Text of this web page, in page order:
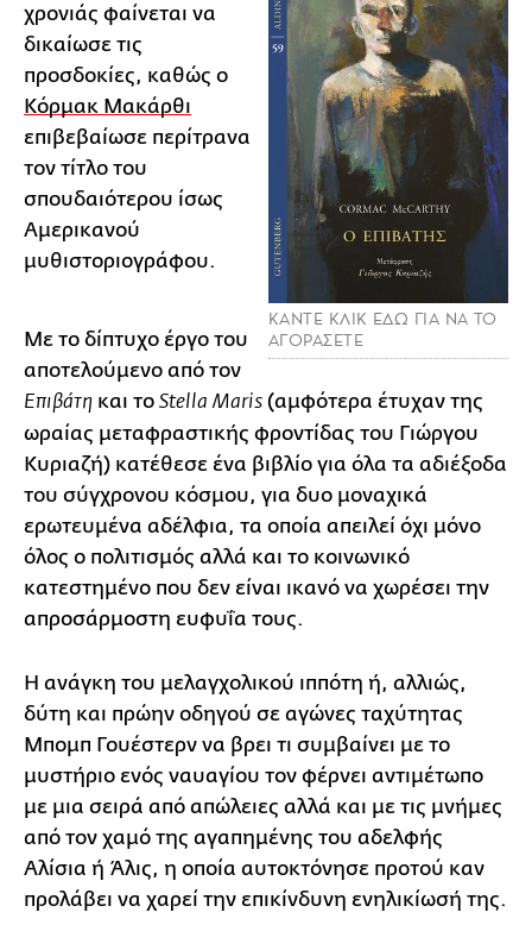
ΚΑΝΤΕ ΚΛΙΚ ΕΔΩ ΓΙΑ ΝΑ ΤΟ
ΑΓΟΡΑΣΕΤΕ
χρονιάς φαίνεται να
δικαίωσε τις
προσδοκίες, καθώς ο
Κόρμακ Μακάρθι
επιβεβαίωσε περίτρανα
τον τίτλο του
σπουδαιότερου ίσως
Αμερικανού
μυθιστοριογράφου.
Με το δίπτυχο έργο του
αποτελούμενο από τον
Επιβάτη και το Stella Maris (αμφότερα έτυχαν της
ωραίας μεταφραστικής φροντίδας του Γιώργου
Κυριαζή) κατέθεσε ένα βιβλίο για όλα τα αδιέξοδα
του σύγχρονου κόσμου, για δυο μοναχικά
ερωτευμένα αδέλφια, τα οποία απειλεί όχι μόνο
όλος ο πολιτισμός αλλά και το κοινωνικό
κατεστημένο που δεν είναι ικανό να χωρέσει την
απροσάρμοστη ευφυΐα τους.
Η ανάγκη του μελαγχολικού ιππότη ή, αλλιώς,
δύτη και πρώην οδηγού σε αγώνες ταχύτητας
Μπομπ Γουέστερν να βρει τι συμβαίνει με το
μυστήριο ενός ναυαγίου τον φέρνει αντιμέτωπο
με μια σειρά από απώλειες αλλά και με τις μνήμες
από τον χαμό της αγαπημένης του αδελφής
Αλίσια ή Άλις, η οποία αυτοκτόνησε προτού καν
προλάβει να χαρεί την επικίνδυνη ενηλικίωσή της.